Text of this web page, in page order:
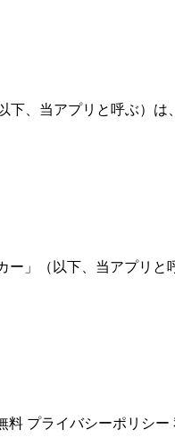
下、当アプリと呼ぶ）
ー」（以下、当アプリ
料 プライバシーポリシ